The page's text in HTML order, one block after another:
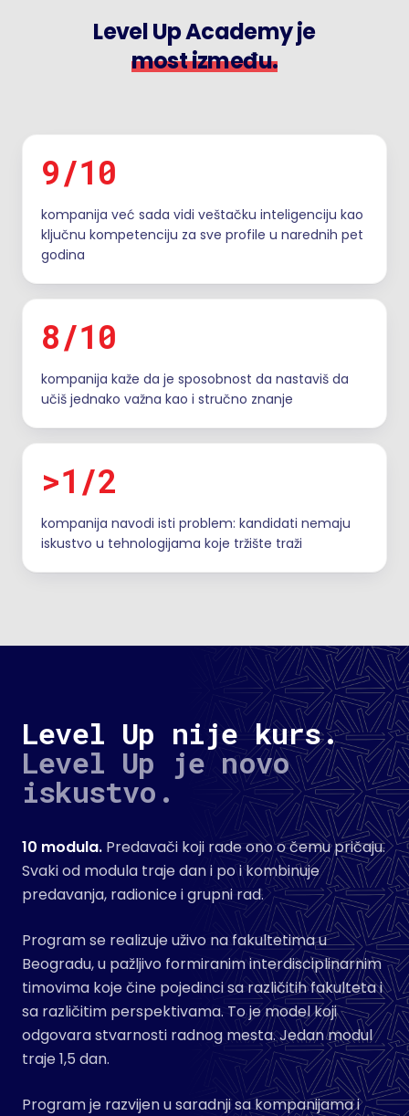
Level Up Academy je
most između.
9/10
kompanija već sada vidi veštačku inteligenciju kao
ključnu kompetenciju za sve profile u narednih pet
godina
8/10
kompanija kaže da je sposobnost da nastaviš da
učiš jednako važna kao i stručno znanje
>1/2
kompanija navodi isti problem: kandidati nemaju
iskustvo u tehnologijama koje tržište traži
Level Up nije kurs.
Level Up je novo
iskustvo.
10 modula. Predavači koji rade ono o čemu pričaju.
Svaki od modula traje dan i po i kombinuje
predavanja, radionice i grupni rad.
Program se realizuje uživo na fakultetima u
Beogradu, u pažljivo formiranim interdisciplinarnim
timovima koje čine pojedinci sa različitih fakulteta i
sa različitim perspektivama. To je model koji
odgovara stvarnosti radnog mesta. Jedan modul
traje 1,5 dan.
Program je razvijen u saradnji sa kompanijama i